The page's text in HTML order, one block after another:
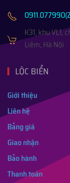
K31, khu VL1,
Liêm, Hà Nội
LỘC BIỂN
Giới thiệu
Liên hệ
Bảng giá
Giao nhận
Bảo hành
Thanh toán